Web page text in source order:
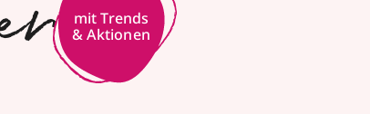
mit Trends
& Aktionen